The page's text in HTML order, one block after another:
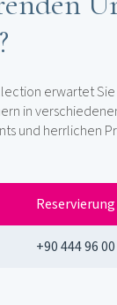
erwartet
in
und herrlichen
Reservierung
+90 444 96 00